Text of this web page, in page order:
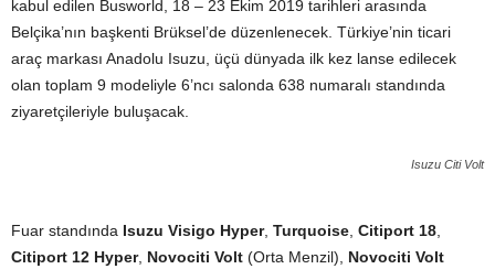
kabul edilen Busworld, 18 – 23 Ekim 2019 tarihleri arasında
Belçika’nın başkenti Brüksel’de düzenlenecek. Türkiye’nin ticari
araç markası Anadolu Isuzu, üçü dünyada ilk kez lanse edilecek
olan toplam 9 modeliyle 6’ncı salonda 638 numaralı standında
ziyaretçileriyle buluşacak.
Isuzu Citi Volt
Fuar standında Isuzu Visigo Hyper, Turquoise Citiport 18
Citiport 12 Hyper, Novociti Volt (Orta Menzil), Novociti Volt